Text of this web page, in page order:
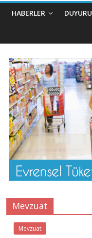
HABERLER DUYURU
Mevzuat
Mevzuat